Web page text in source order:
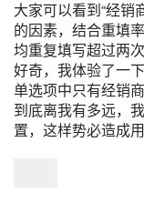
大家可以看到“经销
的因素，结合重填
均重复填写超过两
好奇，我体验了一
单选项中只有经销
到底离我有多远，
置，这样势必造成